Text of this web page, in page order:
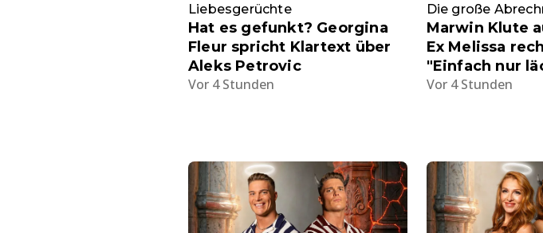
Liebesgerüchte
Hat es gefunkt? Georgina
Fleur spricht Klartext über
Aleks Petrovic
Vor 4 Stunden
Die große
Marwin Klute
Ex Melissa
"Einfach nur
Vor 4 Stunden